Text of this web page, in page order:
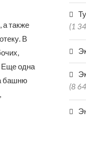
также
В
Еще одна
башню
(1
(8